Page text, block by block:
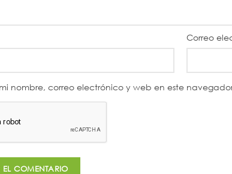
Correo
nombre, correo electrónico y web en este